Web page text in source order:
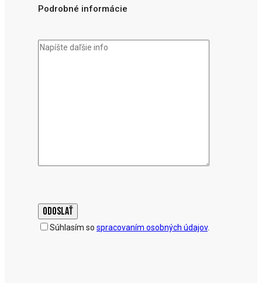
Podrobné informácie
Súhlasím so spracovaním osobných údajov.